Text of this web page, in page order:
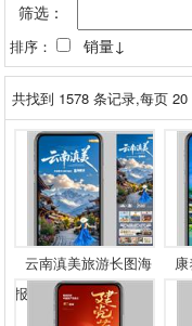
筛选：
排序： 销量↓
共找到 1578 条记录,每页 20
云南滇美旅游长图海
报